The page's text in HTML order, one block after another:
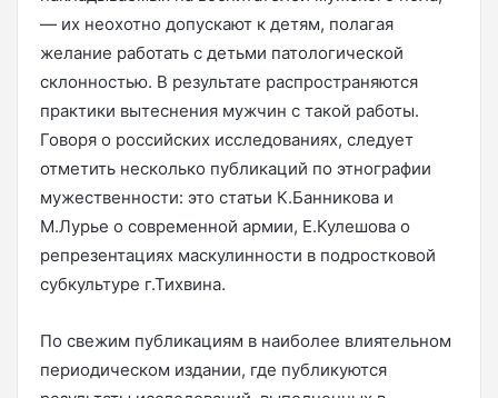
— их неохотно допускают к детям, полагая
желание работать с детьми патологической
склонностью. В результате распространяются
практики вытеснения мужчин с такой работы.
Говоря о российских исследованиях, следует
отметить несколько публикаций по этнографии
мужественности: это статьи К.Банникова и
М.Лурье о современной армии, Е.Кулешова о
репрезентациях маскулинности в подростковой
субкультуре г.Тихвина.
По свежим публикациям в наиболее влиятельном
периодическом издании, где публикуются